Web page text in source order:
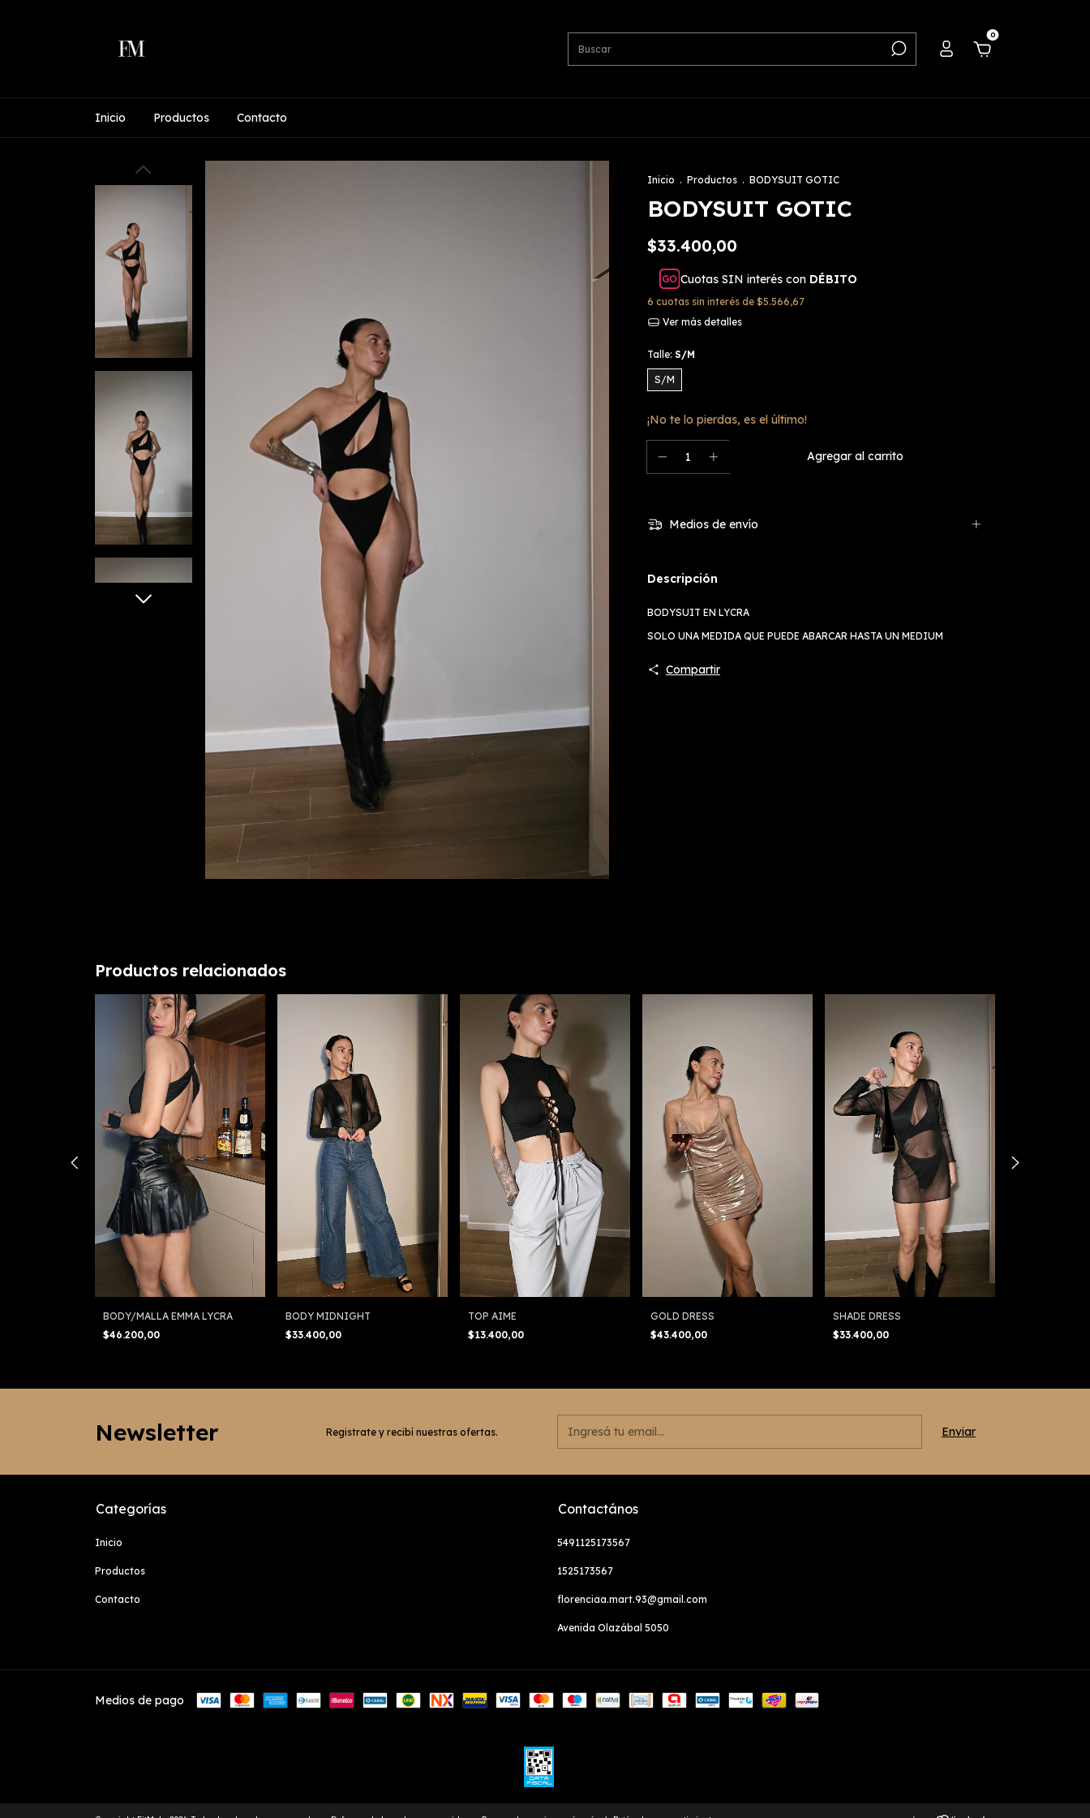
0
Inicio Productos Contacto
Inicio . Productos . BODYSUIT GOTIC
BODYSUIT GOTIC
$33.400,00
Cuotas SIN interés con DÉBITO
6 cuotas sin interés de $5.566,67
Ver más detalles
Talle: S/M
S/M
¡No te lo pierdas, es el último!
Medios de envío
Descripción
BODYSUIT EN LYCRA
SOLO UNA MEDIDA QUE PUEDE ABARCAR HASTA UN MEDIUM
Compartir
Productos relacionados
BODY/MALLA EMMA LYCRA
$46.200,00
BODY MIDNIGHT
$33.400,00
TOP AIME
$13.400,00
GOLD DRESS
$43.400,00
SHADE DRESS
$33.400,00
Newsletter Registrate y recibí nuestras ofertas.
Categorías
Inicio
Productos
Contacto
Contactános
5491125173567
1525173567
florenciaa.mart.93@gmail.com
Avenida Olazábal 5050
Medios de pago